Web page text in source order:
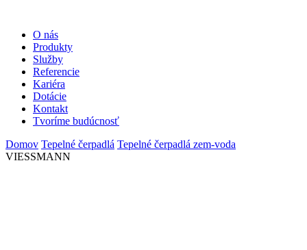
O nás
Produkty
Služby
Referencie
Kariéra
Dotácie
Kontakt
Tvoríme budúcnosť
Domov Tepelné čerpadlá Tepelné čerpadlá zem-voda
VIESSMANN